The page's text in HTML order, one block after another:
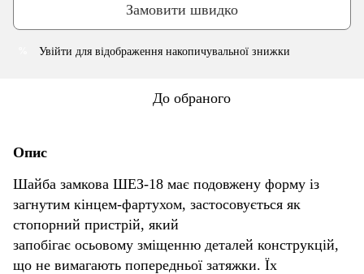
Замовити швидко
Увійти для відображення накопичувальної знижки
До обраного
Опис
Шайба замкова ШЕЗ-18 має подовжену форму із
загнутим кінцем-фартухом, застосовується як
стопорний пристрій, який
запобігає осьовому зміщенню деталей конструкцій,
що не вимагають попередньої затяжки. Їх